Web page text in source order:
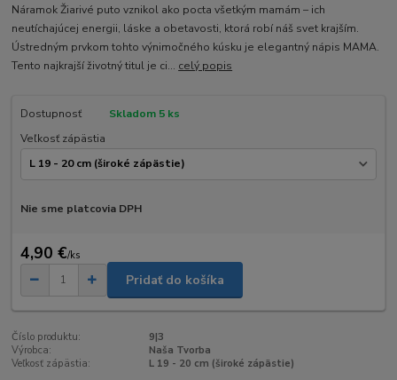
Náramok Žiarivé puto vznikol ako pocta všetkým mamám – ich
neutíchajúcej energii, láske a obetavosti, ktorá robí náš svet krajším.
Ústredným prvkom tohto výnimočného kúsku je elegantný nápis MAMA.
Tento najkrajší životný titul je ci... celý popis
Dostupnosť
Skladom 5 ks
Veľkosť zápästia
Nie sme platcovia DPH
4,90 €/ks
Pridať do košíka
Číslo produktu:
9|3
Výrobca:
Naša Tvorba
Veľkosť zápästia:
L 19 - 20 cm (široké zápästie)